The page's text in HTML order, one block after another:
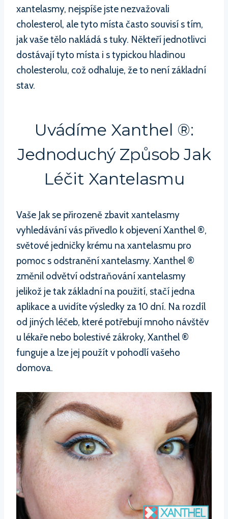
xantelasmy, nejspíše jste nezvažovali
cholesterol, ale tyto místa často souvisí s tím,
jak vaše tělo nakládá s tuky. Někteří jednotlivci
dostávají tyto místa i s typickou hladinou
cholesterolu, což odhaluje, že to není základní
stav.
Uvádíme Xanthel ®:
Jednoduchý Způsob Jak
Léčit Xantelasmu
Vaše Jak se přirozeně zbavit xantelasmy
vyhledávání vás přivedlo k objevení Xanthel ®,
světové jedničky krému na xantelasmu pro
pomoc s odstranění xantelasmy. Xanthel ®
změnil odvětví odstraňování xantelasmy
jelikož je tak základní na použití, stačí jedna
aplikace a uvidíte výsledky za 10 dní. Na rozdíl
od jiných léčeb, které potřebují mnoho návštěv
u lékaře nebo bolestivé zákroky, Xanthel ®
funguje a lze jej použít v pohodlí vašeho
domova.